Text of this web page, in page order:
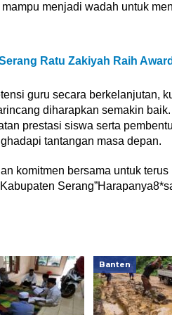
menjadi wadah untuk
Ratu Zakiyah Raih
guru secara berkelanjutan,
diharapkan semakin
prestasi siswa serta
tantangan masa depan.
komitmen bersama untuk
Banten